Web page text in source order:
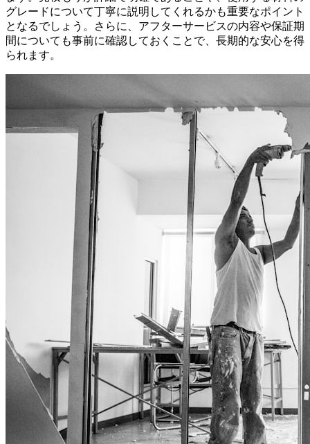
グレードについて丁寧に説明してくれるかも重要なポイント
となるでしょう。さらに、アフターサービスの内容や保証期
間についても事前に確認しておくことで、長期的な安心を得
られます。